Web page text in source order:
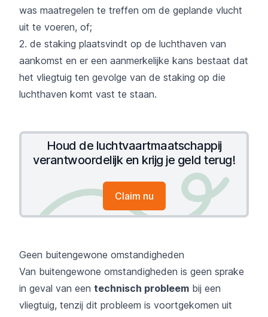
was maatregelen te treffen om de geplande vlucht
uit te voeren, of;
2. de staking plaatsvindt op de luchthaven van
aankomst en er een aanmerkelijke kans bestaat dat
het vliegtuig ten gevolge van de staking op die
luchthaven komt vast te staan.
Houd de luchtvaartmaatschappij
verantwoordelijk en krijg je geld terug!
Claim nu
Geen buitengewone omstandigheden
Van buitengewone omstandigheden is geen sprake
in geval van een technisch probleem bij een
vliegtuig, tenzij dit probleem is voortgekomen uit